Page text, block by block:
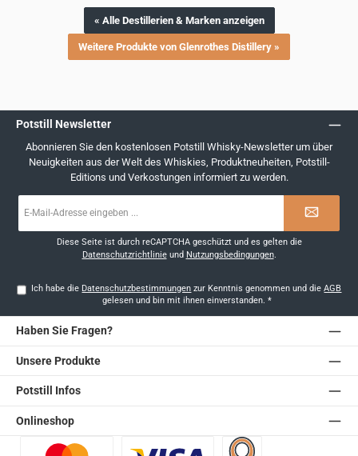
« Alle Destillerien & Marken anzeigen
Weitere Produkte von Glenrothes Distillery »
Potstill Newsletter
Abonnieren Sie den kostenlosen Potstill Whisky-Newsletter um über
Neuigkeiten aus der Welt des Whiskies, Produktneuheiten, Potstill-
Editions und Verkostungen informiert zu werden.
Mail-
Diese Seite ist durch reCAPTCHA geschützt und es gelten die
Datenschutzrichtlinieund Nutzungsbedingungen.
Ich habe die Datenschutzbestimmungen zur Kenntnis genommen und dieAGB
gelesen und bin mit ihnen einverstanden. *
Haben Sie Fragen?
Unsere Produkte
Potstill Infos
Onlineshop